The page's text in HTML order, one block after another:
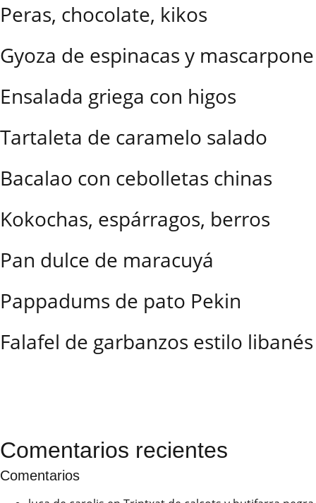
Peras, chocolate, kikos
Gyoza de espinacas y mascarpone
Ensalada griega con higos
Tartaleta de caramelo salado
Bacalao con cebolletas chinas
Kokochas, espárragos, berros
Pan dulce de maracuyá
Pappadums de pato Pekin
Falafel de garbanzos estilo libanés
Comentarios recientes
Comentarios